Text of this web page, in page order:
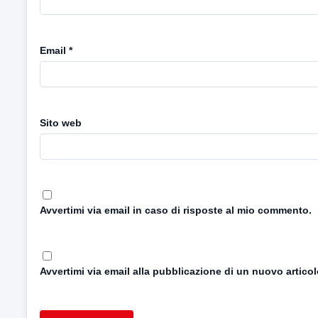
Email *
Sito web
Avvertimi via email in caso di risposte al mio commento.
Avvertimi via email alla pubblicazione di un nuovo